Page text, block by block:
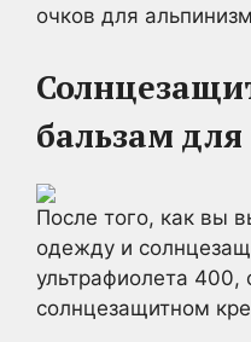
очков для
бальзам для
После того, как вы
одежду и
ультрафиолета
солнцезащитном